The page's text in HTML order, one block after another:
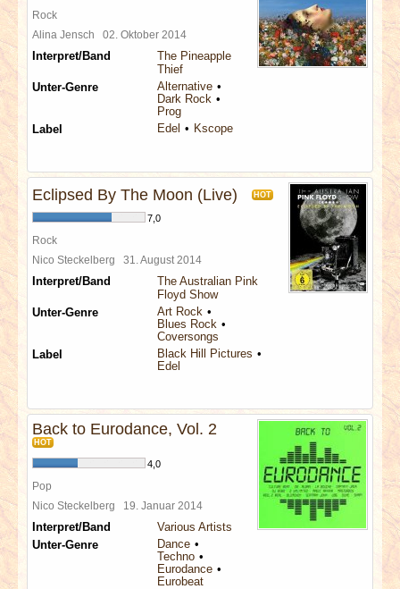
Rock
Alina Jensch 02. Oktober 2014
Interpret/Band
The Pineapple
Thief
Unter-Genre
Alternative
Dark Rock
Prog
Label
Edel Kscope
Eclipsed By The Moon (Live) HOT
7,0
Rock
Nico Steckelberg 31. August 2014
Interpret/Band
The Australian Pink
Floyd Show
Unter-Genre
Art Rock
Blues Rock
Coversongs
Label
Black Hill Pictures
Edel
Back to Eurodance, Vol. 2
HOT
4,0
Pop
Nico Steckelberg 19. Januar 2014
Interpret/Band
Various Artists
Unter-Genre
Dance
Techno
Eurodance
Eurobeat